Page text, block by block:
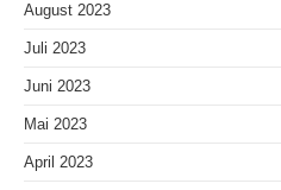
August 2023
Juli 2023
Juni 2023
Mai 2023
April 2023